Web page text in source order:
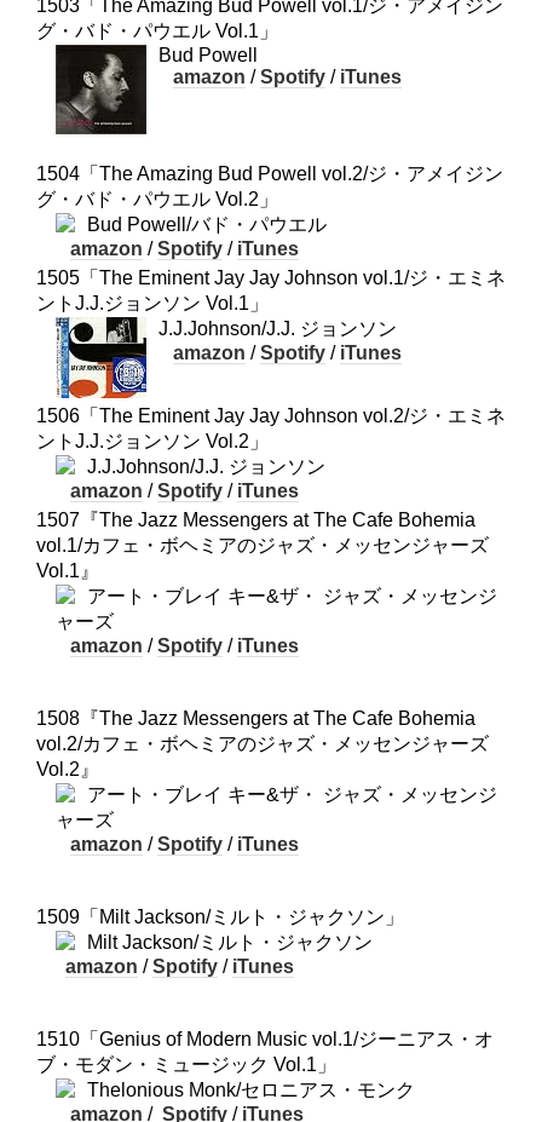
1503「The Amazing Bud Powell vol.1/ジ・アメイジン
グ・バド・パウエル Vol.1」
Bud Powell
amazon /Spotify / iTunes
1504「The Amazing Bud Powell vol.2/ジ・アメイジン
グ・バド・パウエル Vol.2」
Bud Powell/バド・パウエル
amazon /Spotify / iTunes
1505「The Eminent Jay Jay Johnson vol.1/ジ・エミネ
ントJ.J.ジョンソン Vol.1」
J.J.Johnson/J.J. ジョンソン
amazon /Spotify / iTunes
1506「The Eminent Jay Jay Johnson vol.2/ジ・エミネ
ントJ.J.ジョンソン Vol.2」
J.J.Johnson/J.J. ジョンソン
amazon /Spotify / iTunes
1507『The Jazz Messengers at The Cafe Bohemia
vol.1/カフェ・ボヘミアのジャズ・メッセンジャーズ
Vol.1』
アート・ブレイ キー&ザ・ ジャズ・メッセンジ
ャーズ
amazon /Spotify / iTunes
1508『The Jazz Messengers at The Cafe Bohemia
vol.2/カフェ・ボヘミアのジャズ・メッセンジャーズ
Vol.2』
アート・ブレイ キー&ザ・ ジャズ・メッセンジ
ャーズ
amazon /Spotify / iTunes
1509「Milt Jackson/ミルト・ジャクソン」
Milt Jackson/ミルト・ジャクソン
amazon /Spotify / iTunes
1510「Genius of Modern Music vol.1/ジーニアス・オ
ブ・モダン・ミュージック Vol.1」
Thelonious Monk/セロニアス・モンク
amazon / Spotify / iTunes